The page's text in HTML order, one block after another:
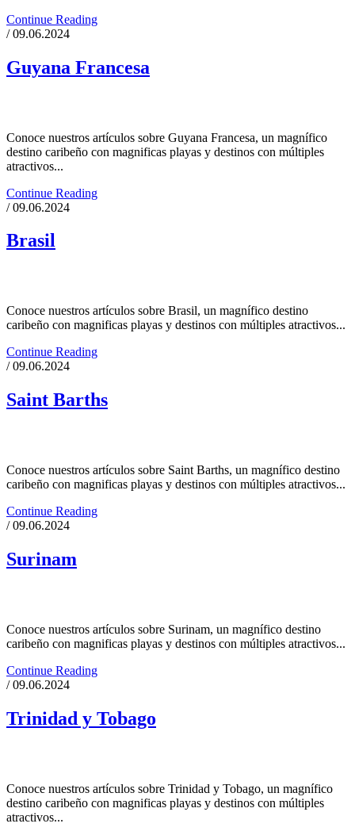
Continue Reading
/ 09.06.2024
Guyana Francesa
Conoce nuestros artículos sobre Guyana Francesa, un magnífico
destino caribeño con magnificas playas y destinos con múltiples
atractivos...
Continue Reading
/ 09.06.2024
Brasil
Conoce nuestros artículos sobre Brasil, un magnífico destino
caribeño con magnificas playas y destinos con múltiples atractivos...
Continue Reading
/ 09.06.2024
Saint Barths
Conoce nuestros artículos sobre Saint Barths, un magnífico destino
caribeño con magnificas playas y destinos con múltiples atractivos...
Continue Reading
/ 09.06.2024
Surinam
Conoce nuestros artículos sobre Surinam, un magnífico destino
caribeño con magnificas playas y destinos con múltiples atractivos...
Continue Reading
/ 09.06.2024
Trinidad y Tobago
Conoce nuestros artículos sobre Trinidad y Tobago, un magnífico
destino caribeño con magnificas playas y destinos con múltiples
atractivos...